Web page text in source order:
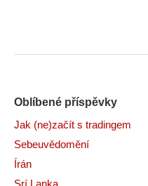
Oblíbené příspěvky
Jak (ne)začít s tradingem
Sebeuvědomění
Írán
Srí Lanka